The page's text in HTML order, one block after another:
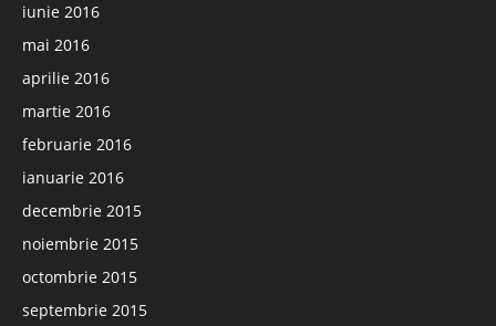
iunie 2016
mai 2016
aprilie 2016
martie 2016
februarie 2016
ianuarie 2016
decembrie 2015
noiembrie 2015
octombrie 2015
septembrie 2015